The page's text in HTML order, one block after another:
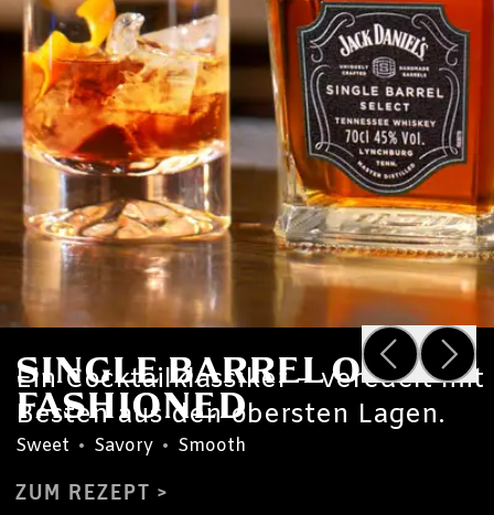
SINGLE BARREL OLD
FASHIONED
Ein Cocktailklassiker – veredelt mit
Besten aus den obersten Lagen.
Sweet • Savory • Smooth
ZUM REZEPT